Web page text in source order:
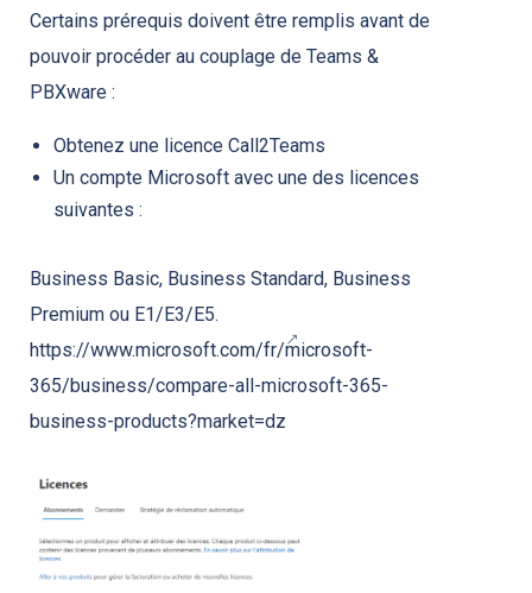
Certains prérequis doivent être remplis avant de
pouvoir procéder au couplage de Teams &
PBXware :
Obtenez une licence Call2Teams
Un compte Microsoft avec une des licences
suivantes :
Business Basic, Business Standard, Business
Premium ou E1/E3/E5.
https://www.microsoft.com/fr/microsoft-
365/business/compare-all-microsoft-365-
business-products?market=dz